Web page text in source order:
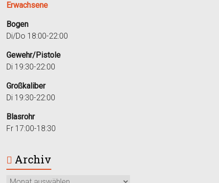
Erwachsene
Bogen
Di/Do 18:00-22:00
Gewehr/Pistole
Di 19:30-22:00
Großkaliber
Di 19:30-22:00
Blasrohr
Fr 17:00-18:30
Archiv